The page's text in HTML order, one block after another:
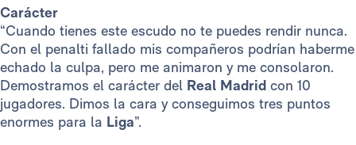
Carácter
“Cuando tienes este escudo no te puedes rendir nunca.
Con el penalti fallado mis compañeros podrían haberme
echado la culpa, pero me animaron y me consolaron.
Demostramos el carácter del Real Madrid con 10
jugadores. Dimos la cara y conseguimos tres puntos
enormes para la Liga”.